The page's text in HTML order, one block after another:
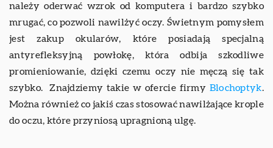
należy oderwać wzrok od komputera i bardzo szybko
mrugać, co pozwoli nawilżyć oczy. Świetnym pomysłem
jest zakup okularów, które posiadają specjalną
antyrefleksyjną powłokę, która odbija szkodliwe
promieniowanie, dzięki czemu oczy nie męczą się tak
szybko. Znajdziemy takie w ofercie firmy Blochoptyk.
Można również co jakiś czas stosować nawilżające krople
do oczu, które przyniosą upragnioną ulgę.